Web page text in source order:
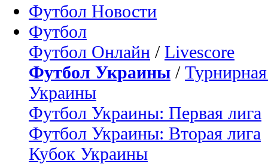
Футбол Новости
Футбол
Футбол Онлайн / Livescore
Футбол Украины /
Украины
Футбол Украины: Первая лига
Футбол Украины: Вторая лига
Кубок Украины